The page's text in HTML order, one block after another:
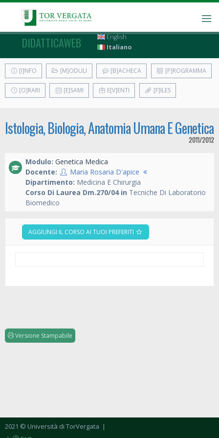
DIDATTICAWEB
English
Italiano
[I]NFO [M]ODULI [B]ACHECA [P]ROGRAMMA
[O]RARI [E]SAMI E[V]ENTI [F]ILES
Istologia, Biologia, Anatomia Umana E Genetica
2011/2012
Modulo: Genetica Medica
Docente:
Maria Rosaria D'apice
Dipartimento: Medicina E Chirurgia
Corso Di Laurea Dm.270/04 in Tecniche Di Laboratorio
Biomedico
AGGIUNGI IL CORSO AI TUOI PREFERITI
Versione Stampabile
2021 © Università di TorVergata |